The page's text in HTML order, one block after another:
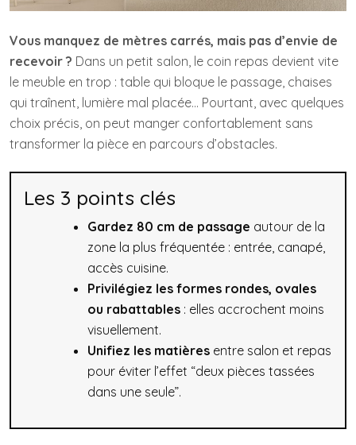
Vous manquez de mètres carrés, mais pas d’envie de
recevoir ? Dans un petit salon, le coin repas devient vite
le meuble en trop : table qui bloque le passage, chaises
qui traînent, lumière mal placée… Pourtant, avec quelques
choix précis, on peut manger confortablement sans
transformer la pièce en parcours d’obstacles.
Les 3 points clés
Gardez 80 cm de passage autour de la
zone la plus fréquentée : entrée, canapé,
accès cuisine.
Privilégiez les formes rondes, ovales
ou rabattables : elles accrochent moins
visuellement.
Unifiez les matières entre salon et repas
pour éviter l’effet “deux pièces tassées
dans une seule”.